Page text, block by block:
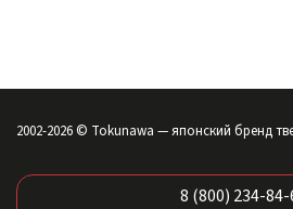
2002-2026 © Tokunawa — японский бренд
8 (800) 234-